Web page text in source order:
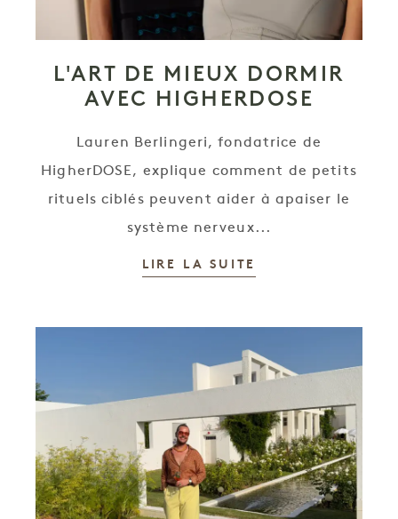
L'ART DE MIEUX DORMIR
AVEC HIGHERDOSE
Lauren Berlingeri, fondatrice de
HigherDOSE, explique comment de petits
rituels ciblés peuvent aider à apaiser le
système nerveux...
LIRE LA SUITE